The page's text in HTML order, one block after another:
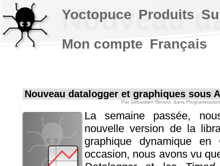
Nouveau
Nouveau datalogger et graphiques sous
Par Sébastien Rinsoz , dans
La semaine passée,
nouvelle version de la
graphique dynamique
occasion, nous avons vu
Yoctopuce Produits
Mon compte Français